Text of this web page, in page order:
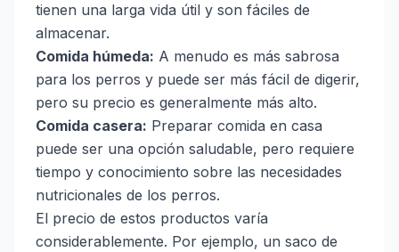
tienen una larga vida útil y son fáciles de
almacenar.
Comida húmeda: A menudo es más sabrosa
para los perros y puede ser más fácil de digerir,
pero su precio es generalmente más alto.
Comida casera: Preparar comida en casa
puede ser una opción saludable, pero requiere
tiempo y conocimiento sobre las necesidades
nutricionales de los perros.
El precio de estos productos varía
considerablemente. Por ejemplo, un saco de